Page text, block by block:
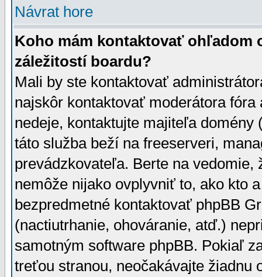
Návrat hore
Koho mám kontaktovať ohľadom
záležitostí boardu?
Mali by ste kontaktovať
najskôr kontaktovať moderátora
nedeje, kontaktujte majiteľa
táto služba beží na freeserveri,
prevádzkovateľa. Berte na vedomie,
nemôže nijako ovplyvniť to, ako kto
bezpredmetné kontaktovať phpBB
(nactiutrhanie, ohováranie, atď.)
samotným software phpBB. Pokiaľ
treťou stranou, neočakávajte žiadnu